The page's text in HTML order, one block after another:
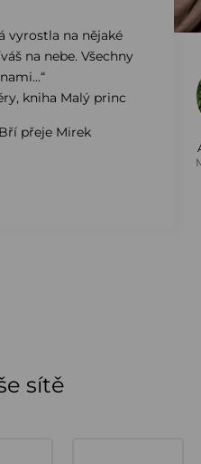
vyrostla na nějaké
na nebe. Všechny
kniha Malý princ
přeje Mirek
sítě